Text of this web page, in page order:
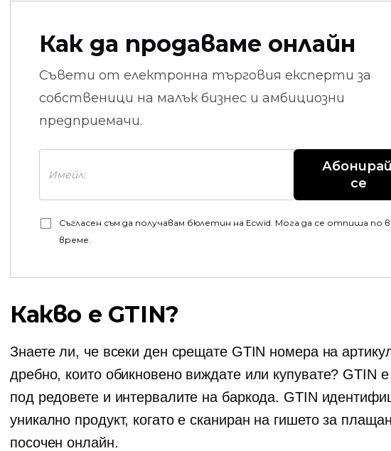
Как да продаваме онлайн
Съвети от електронна търговия експерти за
собственици на малък бизнес и амбициозни
предприемачи.
се
Съгласен съм да получавам бюлетин на Ecwid. Мога да се отпиша по
време.
Какво е GTIN?
Знаете ли, че всеки ден срещате GTIN номера на
дребно, които обикновено виждате или купувате? GTIN
под редовете и интервалите на баркода. GTIN
уникално продукт, когато е сканиран на гишето за
посочен онлайн.